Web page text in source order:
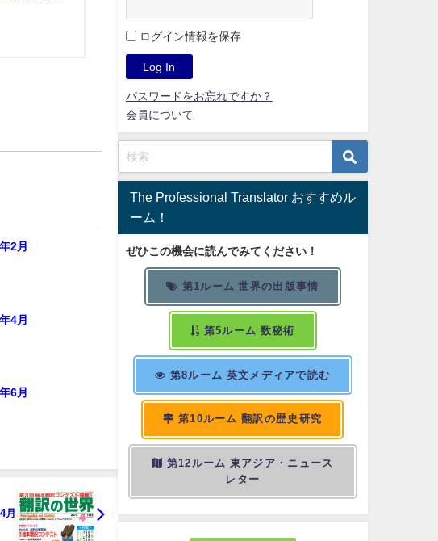
2月
4月
6月
月
ログイン情報を保存
パスワードをお忘れですか？
会員について
The Professional Translator おすすめル
ーム！
ぜひこの機会に読んでみてください！
第1ルーム 世界の出版事情
第5ルーム 数秘術
第8ルーム 英文メディアで読む
第10ルーム 翻訳の歴史研究
第12ルーム 東アジア・ニュース
レター